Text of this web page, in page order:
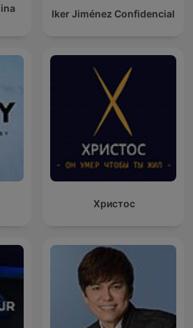
Iker Jiménez Confidencial
Христос